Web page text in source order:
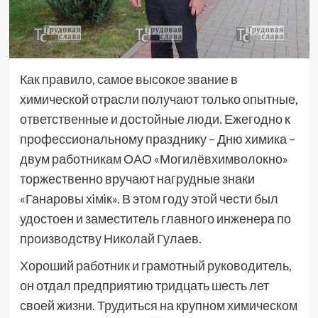
Как правило, самое высокое звание в
химической отрасли получают только опытные,
ответственные и достойные люди. Ежегодно к
профессиональному празднику – Дню химика –
двум работникам ОАО «Могилёвхимволокно»
торжественно вручают нагрудные знаки
«Ганаровы хiмiк». В этом году этой чести был
удостоен и заместитель главного инженера по
производству Николай Гулаев.
Хороший работник и грамотный руководитель,
он отдал предприятию тридцать шесть лет
своей жизни. Трудиться на крупном химическом